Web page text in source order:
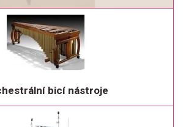
bicí nástroje